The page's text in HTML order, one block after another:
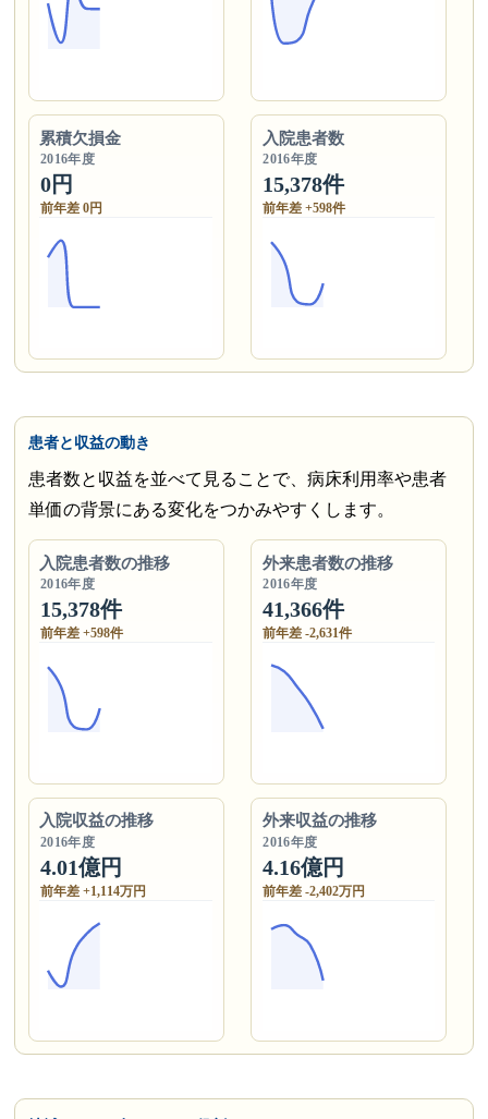
累積欠損金
2016年度
0円
前年差 0円
入院患者数
2016年度
15,378件
前年差 +598件
患者と収益の動き
患者数と収益を並べて見ることで、病床利用率や患者
単価の背景にある変化をつかみやすくします。
入院患者数の推移
2016年度
15,378件
前年差 +598件
外来患者数の推移
2016年度
41,366件
前年差 -2,631件
入院収益の推移
2016年度
4.01億円
前年差 +1,114万円
外来収益の推移
2016年度
4.16億円
前年差 -2,402万円